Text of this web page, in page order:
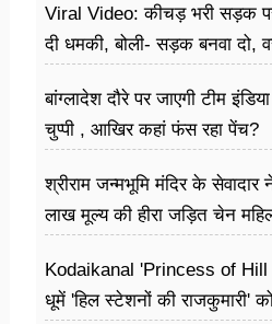
Viral Video: कीचड़ भरी सड़क
दी धमकी, बोली- सड़क बनवा दो,
बांग्लादेश दौरे पर जाएगी टीम
चुप्पी , आखिर कहां फंस रहा पेंच?
श्रीराम जन्मभूमि मंदिर के
लाख मूल्य की हीरा जड़ित चेन
Kodaikanal 'Princess of Hill
धूमें 'हिल स्टेशनों की राजकुमारी'